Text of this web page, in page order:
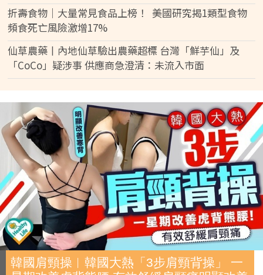
折壽食物｜大量常見食品上榜！ 美國研究揭1類型食物
頻食死亡風險激增17%
仙草農藥丨內地仙草驗出農藥超標 台灣「鮮芋仙」及
「CoCo」疑涉事 供應商急澄清：未流入市面
韓國肩頸操︱韓國大熱「3步肩頸背操」 一